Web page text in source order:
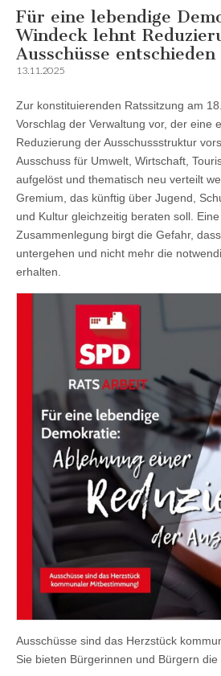
Für eine lebendige
Windeck lehnt
Ausschüsse entschieden
13.11.2025
Zur konstituierenden Ratssitzung am
Vorschlag der Verwaltung vor, der eine
Reduzierung der Ausschussstruktur
Ausschuss für Umwelt, Wirtschaft,
aufgelöst und thematisch neu verteilt
Gremium, das künftig über Jugend,
und Kultur gleichzeitig beraten soll.
Zusammenlegung birgt die Gefahr,
untergehen und nicht mehr die
erhalten.
Ausschüsse sind das Herzstück
Sie bieten Bürgerinnen und Bürgern